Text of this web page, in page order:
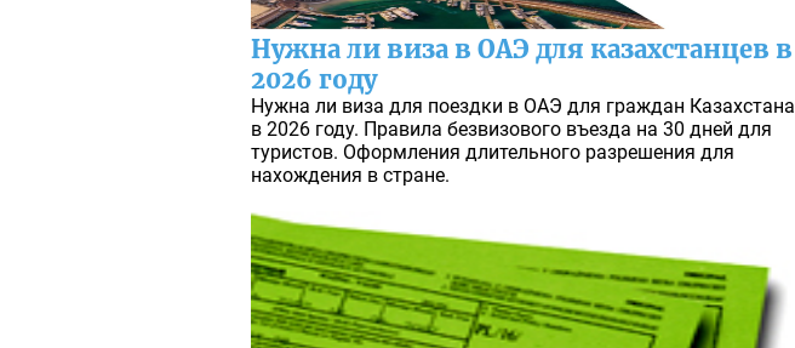
Нужна ли виза в ОАЭ для казахстанцев в
2026 году
Нужна ли виза для поездки в ОАЭ для граждан Казахстана
в 2026 году. Правила безвизового въезда на 30 дней для
туристов. Оформления длительного разрешения для
нахождения в стране.